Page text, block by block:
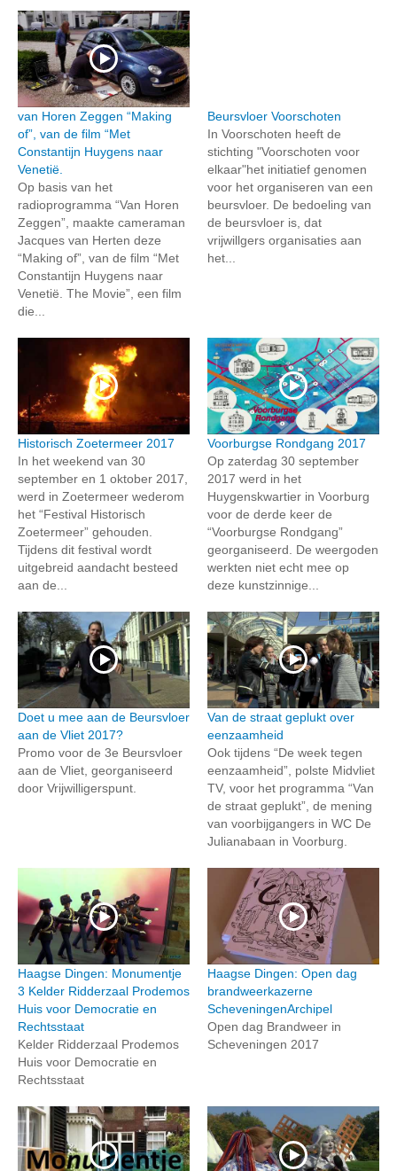
van Horen Zeggen “Making
of”, van de film “Met
Constantijn Huygens naar
Venetië.
Op basis van het
radioprogramma “Van Horen
Zeggen”, maakte cameraman
Jacques van Herten deze
“Making of”, van de film “Met
Constantijn Huygens naar
Venetië. The Movie”, een film
die...
Beursvloer Voorschoten
In Voorschoten heeft de
stichting "Voorschoten voor
elkaar"het initiatief genomen
voor het organiseren van een
beursvloer. De bedoeling van
de beursvloer is, dat
vrijwillgers organisaties aan
het...
Historisch Zoetermeer 2017
In het weekend van 30
september en 1 oktober 2017,
werd in Zoetermeer wederom
het “Festival Historisch
Zoetermeer” gehouden.
Tijdens dit festival wordt
uitgebreid aandacht besteed
aan de...
Voorburgse Rondgang 2017
Op zaterdag 30 september
2017 werd in het
Huygenskwartier in Voorburg
voor de derde keer de
“Voorburgse Rondgang”
georganiseerd. De weergoden
werkten niet echt mee op
deze kunstzinnige...
Doet u mee aan de Beursvloer
aan de Vliet 2017?
Promo voor de 3e Beursvloer
aan de Vliet, georganiseerd
door Vrijwilligerspunt.
Van de straat geplukt over
eenzaamheid
Ook tijdens “De week tegen
eenzaamheid”, polste Midvliet
TV, voor het programma “Van
de straat geplukt”, de mening
van voorbijgangers in WC De
Julianabaan in Voorburg.
Haagse Dingen: Monumentje
3 Kelder Ridderzaal Prodemos
Huis voor Democratie en
Rechtsstaat
Kelder Ridderzaal Prodemos
Huis voor Democratie en
Rechtsstaat
Haagse Dingen: Open dag
brandweerkazerne
ScheveningenArchipel
Open dag Brandweer in
Scheveningen 2017